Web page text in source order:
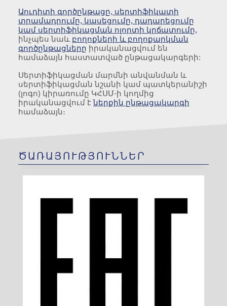
Աուդիտի գործընթացը, սերտիֆիկատի
տրամադրումը, կասեցումը, դադարեցումը
կամ սերտիֆիկացման ոլորտի կրճատումը,
ինչպես նաև բողոքների և բողոքարկման
գործընթացները իրականացվում են
համաձայն հաստատված ընթացակարգերի:
Սերտիֆիկացման մարմնի անվանման և
սերտիֆիկացման նշանի կամ պատկերանիշի
(լոգո) կիրառումը ԿՀՍՄ-ի կողմից
իրականացվում էներքին ընթացակարգի
համաձայն։
ԾԱՌԱՅՈՒԹՅՈՒՆՆԵՐ